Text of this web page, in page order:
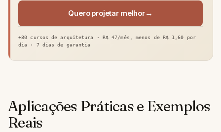
Quero projetar melhor
+80 cursos de arquitetura · R$ 47/mês, menos de R$ 1,60 por
dia · 7 dias de garantia
Aplicações Práticas e Exemplos
Reais